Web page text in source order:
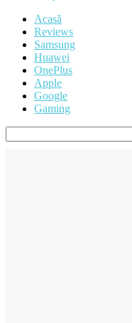
Acasă
Reviews
Samsung
Huawei
OnePlus
Apple
Google
Gaming